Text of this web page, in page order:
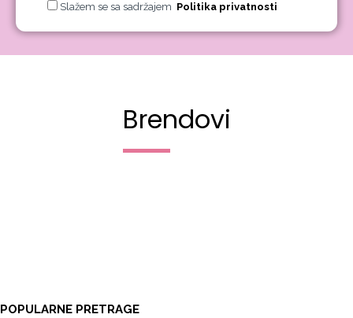
Slažem se sa sadržajem Politika privatnosti
Brendovi
POPULARNE PRETRAGE